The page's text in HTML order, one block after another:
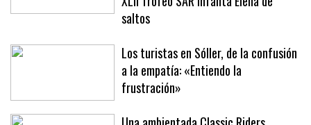
Fita’ brillan en la segunda jornada del
XLII Trofeo SAR Infanta Elena de
saltos
Los turistas en Sóller, de la confusión
a la empatía: «Entiendo la
frustración»